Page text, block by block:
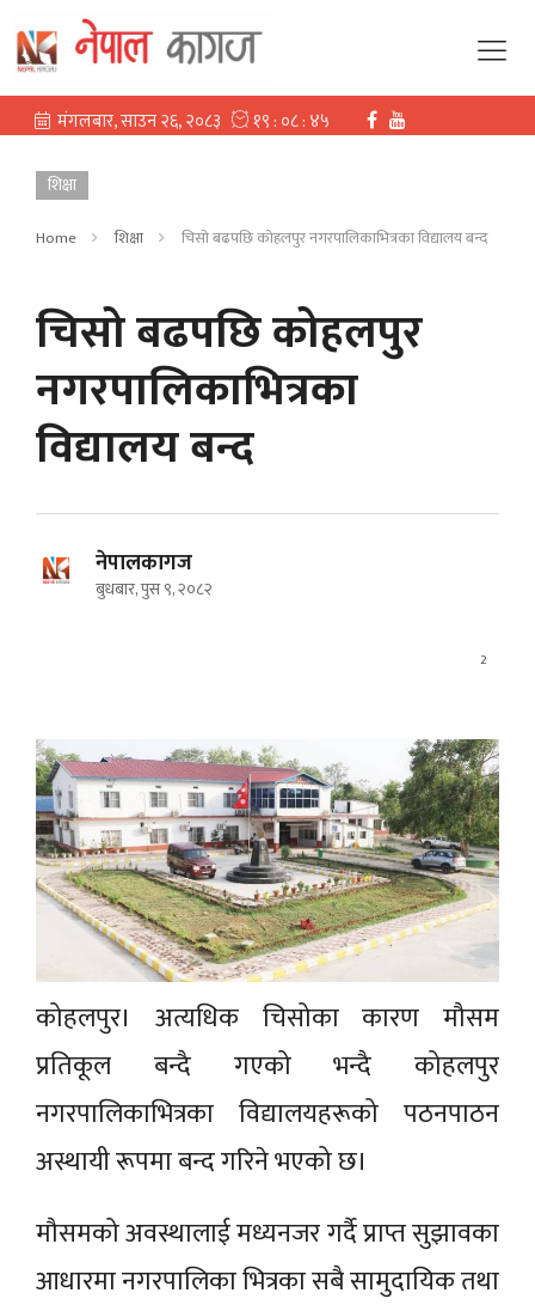
शिक्षा
Home शिक्षा चिसो बढपछि कोहलपुर नगरपालिकाभित्रका विद्यालय बन्द
चिसो बढपछि कोहलपुर
नगरपालिकाभित्रका
विद्यालय बन्द
नेपालकागज
बुधबार, पुस ९, २०८२
2
कोहलपुर। अत्यधिक चिसोका कारण मौसम
प्रतिकूल बन्दै गएको भन्दै कोहलपुर
नगरपालिकाभित्रका विद्यालयहरूको पठनपाठन
अस्थायी रूपमा बन्द गरिने भएको छ।
मौसमको अवस्थालाई मध्यनजर गर्दै प्राप्त सुझावका
आधारमा नगरपालिका भित्रका सबै सामुदायिक तथा